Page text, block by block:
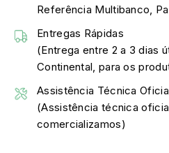
Referência Multibanco,
Entregas Rápidas
(Entrega entre 2 a 3 dias
Continental, para os
Assistência Técnica
(Assistência técnica
comercializamos)